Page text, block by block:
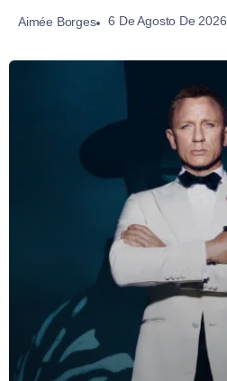
Aimée Borges 6 De Agosto De 2026